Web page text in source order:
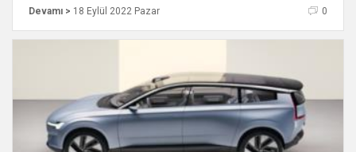
Devamı > 18 Eylül 2022 Pazar 0